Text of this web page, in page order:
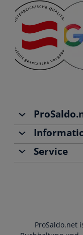
Über uns
Team
Jobs
Presse
Buchhaltung
Doppelte
Bankdatenimport
Service
Blog
ProSaldo.net